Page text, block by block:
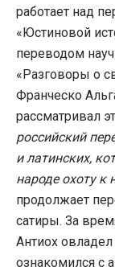
работает над
«Юстиновой
переводом
«Разговоры о
Франческо
рассматривал
российский
и латинских,
народе охоту к
продолжает
сатиры. За
Антиох
ознакомился с